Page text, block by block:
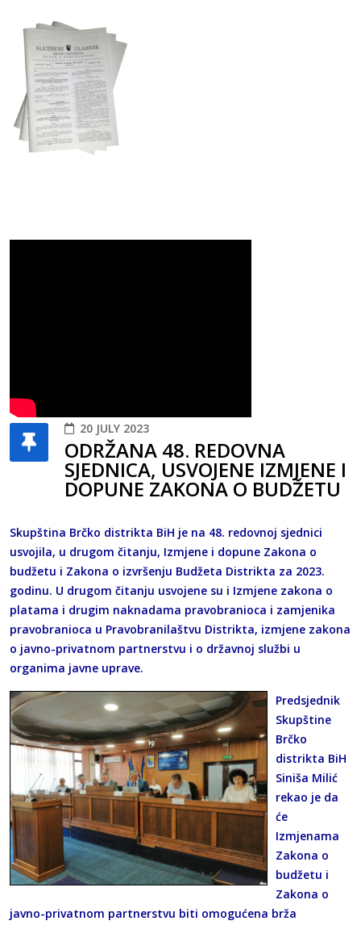
20 JULY 2023
ODRŽANA 48. REDOVNA
SJEDNICA, USVOJENE IZMJENE I
DOPUNE ZAKONA O BUDŽETU
Skupština Brčko distrikta BiH je na 48. redovnoj sjednici
usvojila, u drugom čitanju, Izmjene i dopune Zakona o
budžetu i Zakona o izvršenju Budžeta Distrikta za 2023.
godinu. U drugom čitanju usvojene su i Izmjene zakona o
platama i drugim naknadama pravobranioca i zamjenika
pravobranioca u Pravobranilaštvu Distrikta, izmjene zakona
o javno-privatnom partnerstvu i o državnoj službi u
organima javne uprave.
Predsjednik
Skupštine
Brčko
distrikta BiH
Siniša Milić
rekao je da
će
Izmjenama
Zakona o
budžetu i
Zakona o
javno-privatnom partnerstvu biti omogućena brža